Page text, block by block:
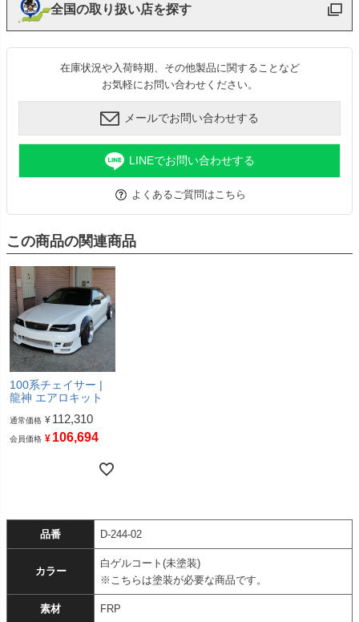
全国の取り扱い店を探す
在庫状況や入荷時期、その他製品に関することなど
お気軽にお問い合わせください。
メールでお問い合わせする
LINEでお問い合わせする
よくあるご質問はこちら
この商品の関連商品
100系チェイサー |
龍神 エアロキット
通常価格 ¥ 112,310
会員価格 ¥ 106,694
品番 D-244-02
カラー
白ゲルコート(未塗装)
※こちらは塗装が必要な商品です。
素材 FRP